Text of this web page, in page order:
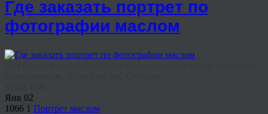
Где заказать портрет по
фотографии маслом
Янв 02
1066 1 Портрет маслом